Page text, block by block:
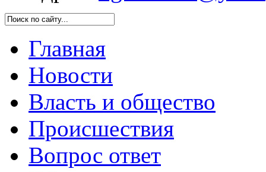
Главная
Новости
Власть и общество
Происшествия
Вопрос ответ